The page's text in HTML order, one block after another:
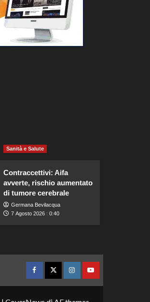
Sanità e Salute
Contraccettivi: Aifa
avverte, rischio aumentato
di tumore cerebrale
Germana Bevilacqua
7 Agosto 2026 : 0:40
FacebookTwitterInstagramYouTube